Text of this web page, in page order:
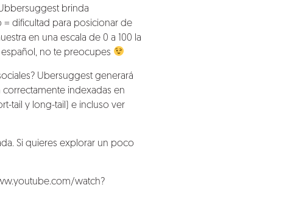
brinda
= dificultad para posicionar de
en una escala de 0 a 100 la
no te preocupes
Ubersuggest generará
correctamente indexadas en
tail y long-tail) e incluso ver
Si quieres explorar un poco
watch?